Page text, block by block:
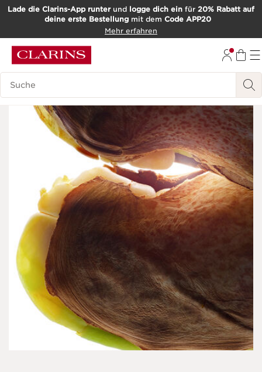
WEITER ZUM INHALT
Lade die Clarins-App runterund logge dich ein für 20% Rabatt auf
deine erste Bestellungmit dem Code APP20
Mehr erfahren
Such-Historie